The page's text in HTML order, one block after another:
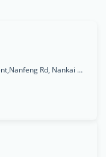
Room 506, Building A, Times Department,Nanfeng Rd, Nankai District